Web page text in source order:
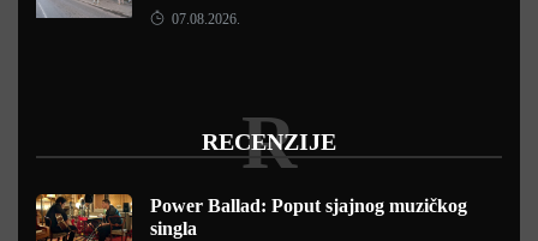
07.08.2026.
RECENZIJE
R
Power Ballad: Poput sjajnog muzičkog
singla